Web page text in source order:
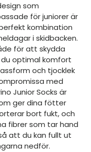
som
för juniorer är
kombination
i skidbacken.
för att skydda
optimal komfort
och tjocklek
med
Junior Socks är
ger dina fötter
bort fukt, och
fibrer som tar hand
att du kan fullt ut
nedför.